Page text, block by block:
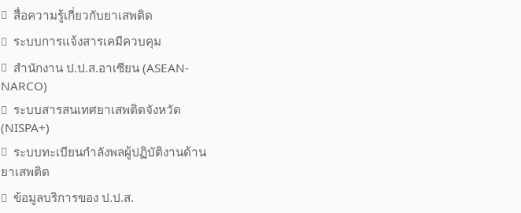
สื่อความรู้เกี่ยวกับยาเสพติด
ระบบการแจ้งสารเคมีควบคุม
สำนักงาน ป.ป.ส.อาเซียน (ASEAN-
NARCO)
ระบบสารสนเทศยาเสพติดจังหวัด
(NISPA+)
ระบบทะเบียนกำลังพลผู้ปฏิบัติงานด้าน
ยาเสพติด
ข้อมูลบริการของ ป.ป.ส.